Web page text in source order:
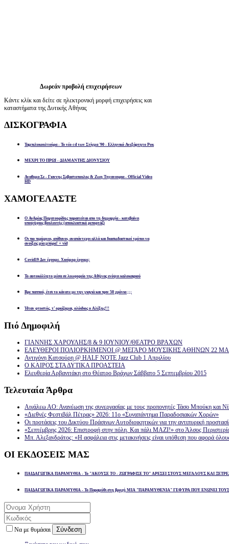
Δωρεάν προβολή επιχειρήσεων
Κάντε κλίκ και δείτε σε ηλεκτρονική μορφή επιχειρήσεις και
καταστήματα της Δυτικής Αθήνας
ΔΙΣΚΟΓΡΑΦΙΑ
Ταμπελοκουλτούρα - Το νέο cd των Στίγμα '90 - Ελληνικό Ανεξάρτητο Ροκ
ΜΕΧΡΙ ΤΟ ΠΡΩΙ - ΔΙΑΜΑΝΤΗΣ ΔΙΟΝΥΣΙΟΥ
Αναθεμα Σε - Γιαννης Σεβαστοπουλος & Ζωη Τηγανουρια - Official Video
HD
ΧΑΜΟΓΕΛΑΣΤΕ
Ο Ανδρέας Παχατουρίδης παραιτείται απο τη δημαρχία - κατεβαίνει
υποψήφιος βουλευτής (αποκλειστικό ρεπορτάζ)
Οι πιο περίεργοι, απίθανοι, αναπάντεχοι αλλά και διασκεδαστικοί τρόποι να
ανοίξεις μία μπύρα! + vid
Covid19 Δεν έχουμε. Χιούμορ έχουμε;
Το αυτοκόλλητο μέσα σε λεωφορείο της Αθήνας ενόψει καλοκαιριού
Βρε παππού, έτσι το κάνατε με την γιαγιά και πριν 50 χρόνια ;;;
Ήταν φτυστός, τ’ ορκίζομαι, ολόιδιος ο Αλέξης!!!
Πιό Δημοφιλή
ΓΙΑΝΝΗΣ ΧΑΡΟΥΛΗΣ/8 & 9 ΙΟΥΝΙΟΥ/ΘΕΑΤΡΟ ΒΡΑΧΩΝ
ΕΛΕΥΘΕΡΟΙ ΠΟΛΙΟΡΚΗΜΕΝΟΙ @ ΜΕΓΑΡΟ ΜΟΥΣΙΚΗΣ ΑΘΗΝΩΝ 22
Αντιγόνη Κατσούρη @ HALF NOTE Jazz Club 1 Απριλίου
Ο ΚΑΙΡΟΣ ΣΤΑ ΔΥΤΙΚΑ ΠΡΟΑΣΤΕΙΑ
Ελευθερία Αρβανιτάκη στο Θέατρο Βράχων Σάββατο 5 Σεπτεμβρίου 2015
Τελευταία Άρθρα
Αιγάλεω ΑΟ: Ανανέωση της συνεργασίας με τους προπονητές Τάσο Μπούκη και
«Διεθνές Φεστιβάλ Πέτρας» 2026: 11ο «Συναπάντημα Παραδοσιακών Χορών»
Οι προτάσεις του Δικτύου Πράσινων Αυτοδιοικητικών για την αντιπυρική
«Σεπτέμβρης 2026: Επιστροφή στην πόλη. Και πάλι ΜΑΖΙ!» στο Άλσος
Μπ. Αλεξανδράτος: «Η ασφάλεια στις μετακινήσεις είναι υπόθεση που αφορά
ΟΙ ΕΚΔΟΣΕΙΣ ΜΑΣ
ΠΑΙΔΑΓΩΓΙΚΑ ΠΑΡΑΜΥΘΙΑ - Το "ΑΚΟΥΣΕ ΤΟ - ΖΩΓΡΑΦΙΣΕ ΤΟ" ΑΡΕΣΕΙ ΣΤΟΥΣ ΜΕΓΑΛΟΥΣ ΚΑΙ
ΠΑΙΔΑΓΩΓΙΚΑ ΠΑΡΑΜΥΘΙΑ - Το Παραμύθι στη βροχή ΜΙΑ "ΠΑΡΑΜΥΘΕΝΙΑ" ΓΕΦΥΡΑ ΠΟΥ ΕΝΩΝΕΙ
Να με θυμάσαι Σύνδεση